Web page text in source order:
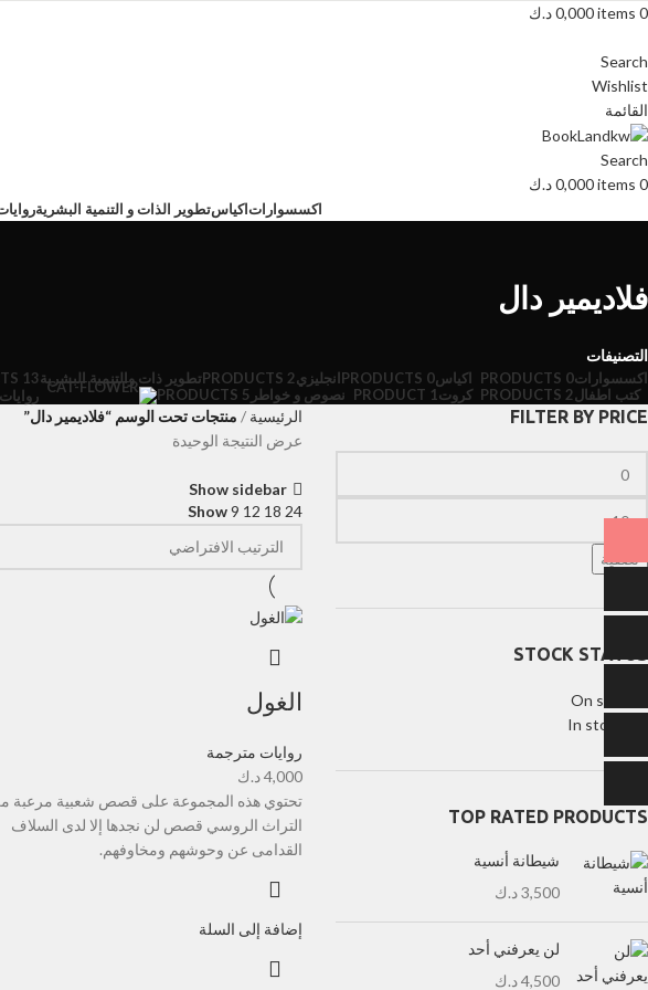
0
items
0,000د.ك
Search
Wishlist
القائمة
Search
0
items
0,000د.ك
اكسسواراتاكياستطوير الذات و التنمية البشرية
فلاديمير دال
التصنيفات
اكسسوارات0 PRODUCTS اكياس0 PRODUCTS انجليزي2 PRODUCTS تطوير ذات والتنمية البشرية13 PRODUCTS
كتب اطفال2 PRODUCTS كروت1 PRODUCT نصوص و خواطر 5 PRODUCTS
FILTER BY PRICE
تصفية
STOCK STATUS
On sale
In stock
TOP RATED PRODUCTS
شيطانة أنسية
3,500د.ك
لن يعرفني أحد
4,500د.ك
الرئيسية
منتجات تحت الوسم “فلاديمير دال”
عرض النتيجة الوحيدة
Show sidebar
Show9 12 1824
الغول
روايات مترجمة
4,000د.ك
تحتوي هذه المجموعة على قصص شعبية مرعبة
التراث الروسي قصص لن نجدها إلا لدى السلاف
القدامى عن وحوشهم ومخاوفهم.
إضافة إلى السلة